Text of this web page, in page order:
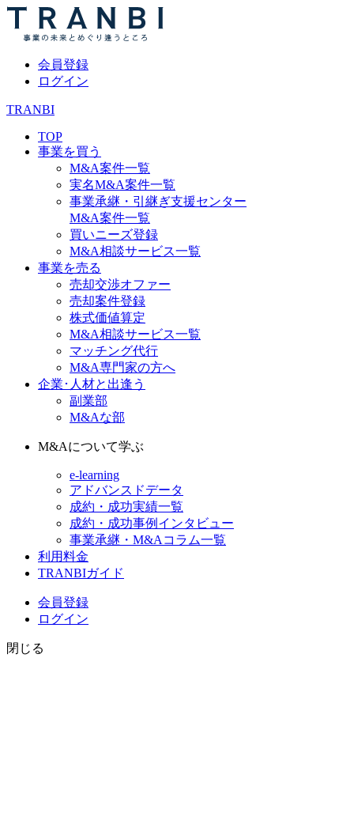
会員登録
ログイン
TRANBI
TOP
事業を買う
M&A案件一覧
実名M&A案件一覧
事業承継・引継ぎ支援センター
M&A案件一覧
買いニーズ登録
M&A相談サービス一覧
事業を売る
売却交渉オファー
売却案件登録
株式価値算定
M&A相談サービス一覧
マッチング代行
M&A専門家の方へ
企業･人材と出逢う
副業部
M&Aな部
M&Aについて学ぶ
e-learning
アドバンスドデータ
成約・成功実績一覧
成約・成功事例インタビュー
事業承継・M&Aコラム一覧
利用料金
TRANBIガイド
会員登録
ログイン
閉じる